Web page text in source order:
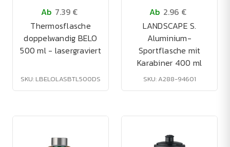
Ab 7.39 €
Thermosflasche
doppelwandig BELO
500 ml - lasergraviert
SKU: LBELOLASBTL500DS
Ab 2.96 €
LANDSCAPE S.
Aluminium-
Sportflasche mit
Karabiner 400 ml
SKU: A288-94601